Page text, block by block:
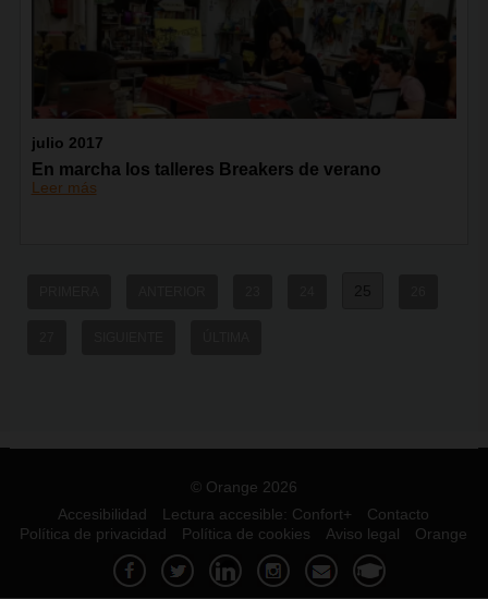
julio 2017
En marcha los talleres Breakers de verano
Leer más
© Orange 2026
Accesibilidad
Lectura accesible: Confort+
Contacto
Política de privacidad
Política de cookies Aviso legal Orange